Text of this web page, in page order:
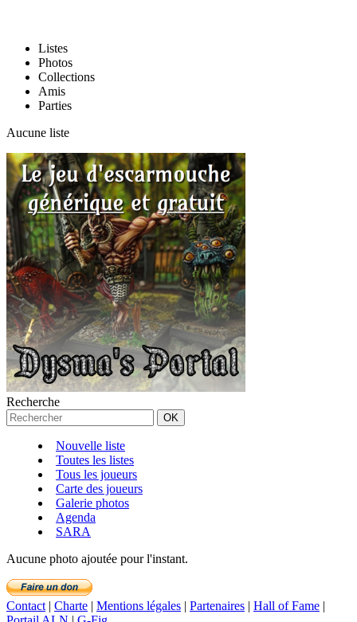
Listes
Photos
Collections
Amis
Parties
Aucune liste
Recherche
Nouvelle liste
Toutes les listes
Tous les joueurs
Carte des joueurs
Galerie photos
Agenda
SARA
Aucune photo ajoutée pour l'instant.
Contact | Charte | Mentions légales | Partenaires | Hall of Fame |